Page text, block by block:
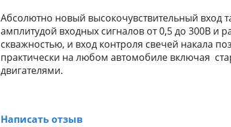
Абсолютно новый высокочувствительный вход
амплитудой входных сигналов от 0,5 до 300В и
скважностью, и вход контроля свечей накала
практически на любом автомобиле включая
двигателями.
Написать отзыв